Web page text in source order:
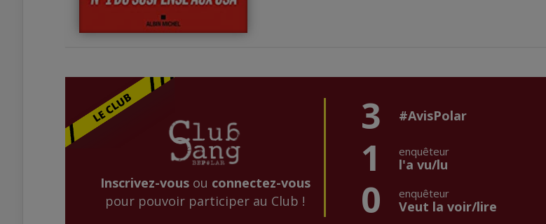
Inscrivez-vousou connectez-vous
pour pouvoir participer au Club !
3 #AvisPolar
1 enquêteur
l'a vu/lu
0 enquêteur
Veut la voir/lire